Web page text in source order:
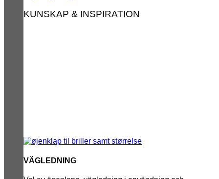
KUNSKAP & INSPIRATION
VÄGLEDNING